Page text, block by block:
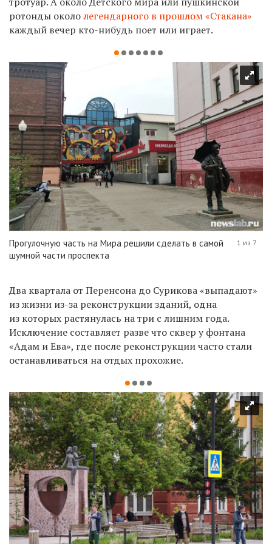
ротонды окололегендарного в прошлом «Стакана»
каждый вечер кто-нибудь поет или играет.
Прогулочную часть на Мира решили сделать в самой
шумной части проспекта
1 из 7
Два квартала от Перенсона до Сурикова «выпадают»
из жизни из-за реконструкции зданий, одна
из которых растянулась на три с лишним года.
Исключение составляет разве что сквер у фонтана
«Адам и Ева», где после реконструкции часто стали
останавливаться на отдых прохожие.